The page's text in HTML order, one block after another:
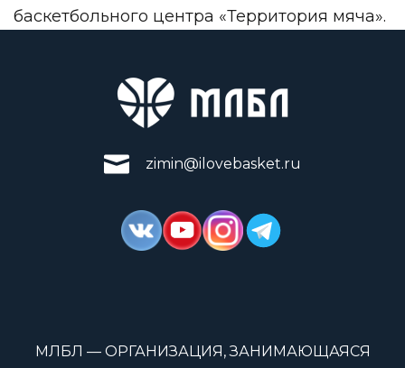
баскетбольного центра «Территория мяча».
zimin@ilovebasket.ru
МЛБЛ — ОРГАНИЗАЦИЯ, ЗАНИМАЮЩАЯСЯ